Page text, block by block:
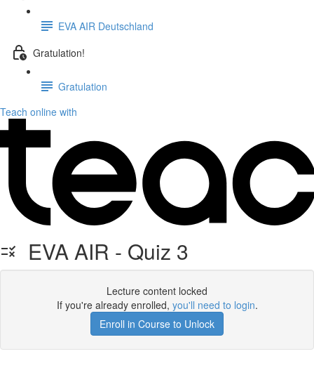
EVA AIR Deutschland
Gratulation!
Gratulation
Teach online with
EVA AIR - Quiz 3
Lecture content locked
If you're already enrolled, you'll need to login.
Enroll in Course to Unlock